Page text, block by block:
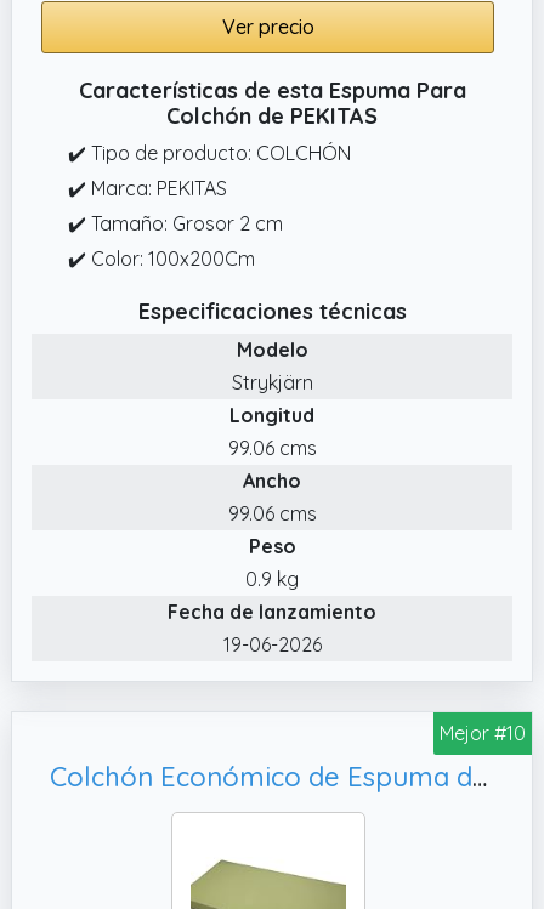
Ver precio
Características de esta Espuma Para
Colchón de PEKITAS
✔️ Tipo de producto: COLCHÓN
✔️ Marca: PEKITAS
✔️ Tamaño: Grosor 2 cm
✔️ Color: 100x200Cm
Especificaciones técnicas
Modelo
Strykjärn
Longitud
99.06 cms
Ancho
99.06 cms
Peso
0.9 kg
Fecha de lanzamiento
19-06-2026
Mejor #10
Colchón Económico de Espuma de Poliuretano - Densidad Blando D20 (90 x190 x10 cm de Grosor) - Color Amarillo - Multiusos